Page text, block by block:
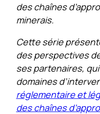
des chaînes
minerais.
Cette série
des perspectives de
ses partenaires,
domaines
réglementaire et
des chaînes